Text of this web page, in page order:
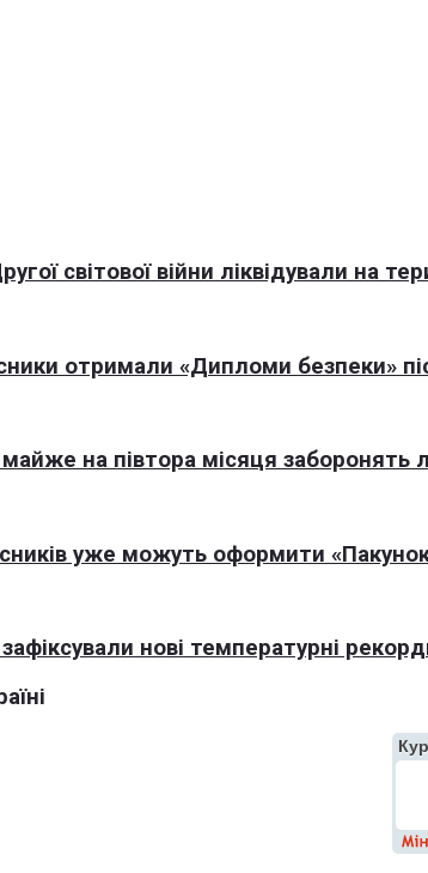
світової війни ліквідували на
отримали «Дипломи безпеки»
на півтора місяця заборонять
уже можуть оформити
нові температурні